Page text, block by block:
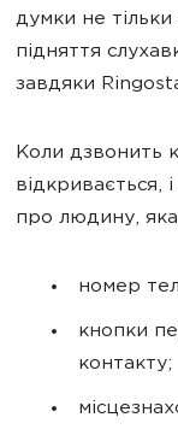
думки не тільки
підняття
завдяки
Коли дзвонить
відкривається,
про людину,
номер
кнопки
контакту;